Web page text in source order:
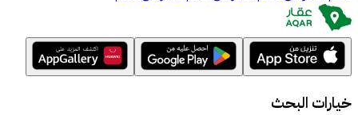
خيارات البحث